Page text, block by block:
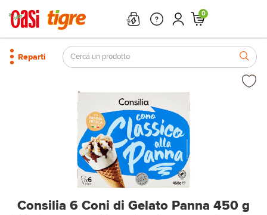
0
Reparti
Consilia 6 Coni di Gelato Panna 450 g